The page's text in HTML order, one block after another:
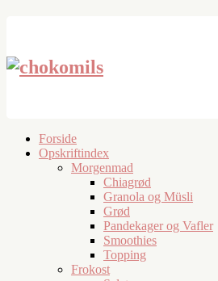
Forside
Opskriftindex
Morgenmad
Chiagrød
Granola og Müsli
Grød
Pandekager og Vafler
Smoothies
Topping
Frokost